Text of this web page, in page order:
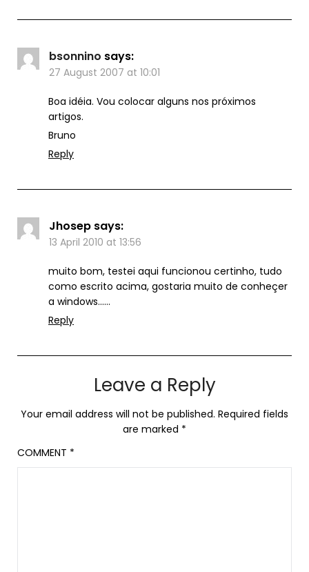
bsonnino says:
27 August 2007 at 10:01
Boa idéia. Vou colocar alguns nos próximos
artigos.
Bruno
Reply
Jhosep says:
13 April 2010 at 13:56
muito bom, testei aqui funcionou certinho, tudo
como escrito acima, gostaria muito de conheçer
a windows……
Reply
Leave a Reply
Your email address will not be published. Required fields
are marked *
COMMENT *